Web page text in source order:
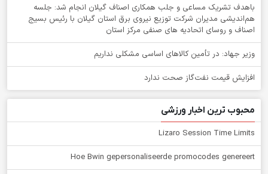
باهدف تشریک مساعی و جلب همکاری اصناف گیلان انجام شد: جلسه
هم‌اندیشی مدیران شركت توزیع نیروی برق استان گیلان با رئیس بسیج
اصناف و روسای اتحادیه های صنفی مركز استان
وزیر جهاد: در تأمین کالاهای اساسی مشکلی نداریم
افزایش قیمت نفت‌گاز صحت ندارد
محبوب ترین اخبار ورزشی
Lizaro Session Time Limits
Hoe Bwin gepersonaliseerde promocodes genereert